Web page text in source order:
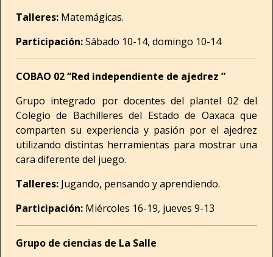
Talleres: Matemágicas.
Participación:Sábado 10-14, domingo 10-14
COBAO 02 “Red independiente de ajedrez ”
Grupo integrado por docentes del plantel 02 del
Colegio de Bachilleres del Estado de Oaxaca que
comparten su experiencia y pasión por el ajedrez
utilizando distintas herramientas para mostrar una
cara diferente del juego.
Talleres: Jugando, pensando y aprendiendo.
Participación: Miércoles 16-19, jueves 9-13
Grupo de ciencias de La Salle